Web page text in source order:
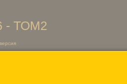
- ТОМ2